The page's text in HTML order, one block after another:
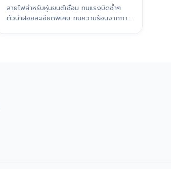
สายไฟสำหรับหุ่นยนต์เชื่อม ทนแรงบิดซ้ำๆ
ตัวนำฝอยละเอียดพิเศษ ทนความร้อนจากการ